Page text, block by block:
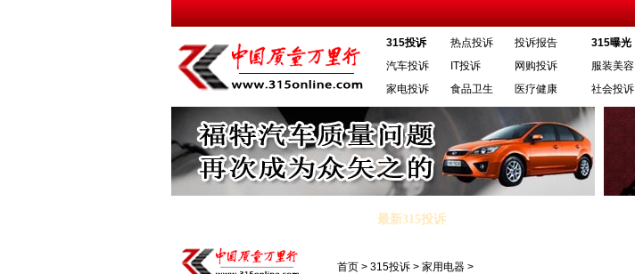
315投诉 热点投诉
投诉报告
汽车投诉
IT投诉
网购投诉
家电投诉
食品卫生 医疗健康
315曝光
服装美容
社会投诉
最新315投诉
·辉腾公关称会妥善解决问题 车主说是在忽悠 ·长丰猎豹汽车柴油版黑金刚太坑人
首页 > 315投诉 > 家用电器 >